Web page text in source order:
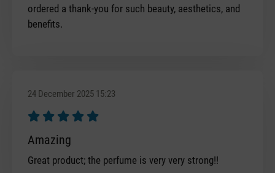
ordered a thank-you for such beauty, aesthetics, and
benefits.
24 December 2025 15:23
Review with rating of 5 out of 5 stars
Amazing
Great product; the perfume is very very strong!!